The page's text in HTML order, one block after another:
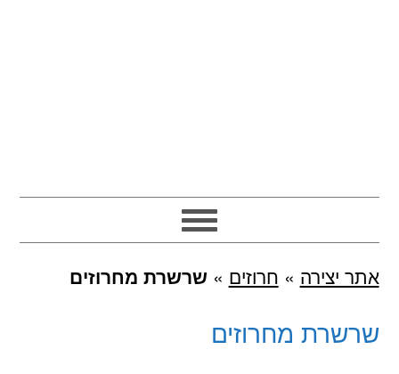
אתר יצירה » חרוזים » שרשרת מחרוזים
שרשרת מחרוזים